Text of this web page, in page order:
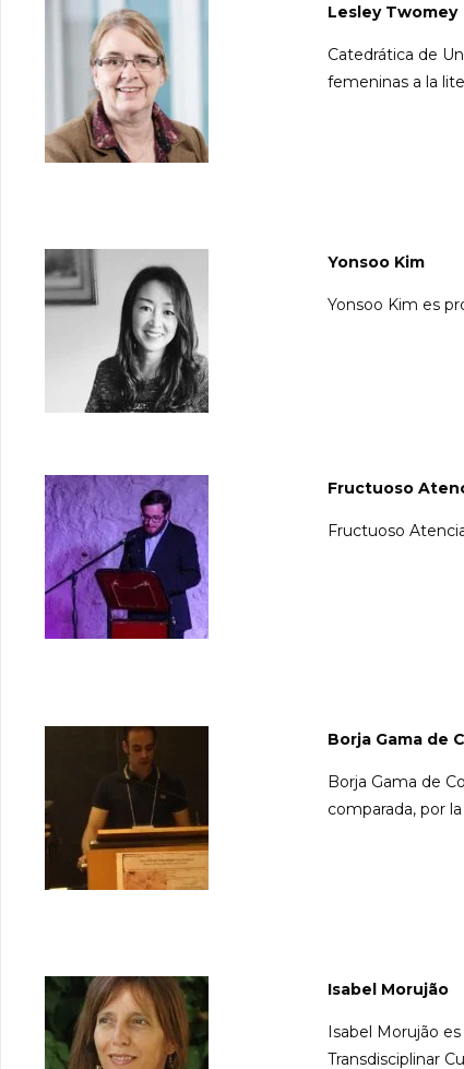
Lesley Twomey
Catedrática de
femeninas a la
Yonsoo Kim
Yonsoo Kim es
Fructuoso
Fructuoso
Borja Gama de
Borja Gama de
comparada, por
Isabel Morujão
Isabel Morujão
Transdisciplinar